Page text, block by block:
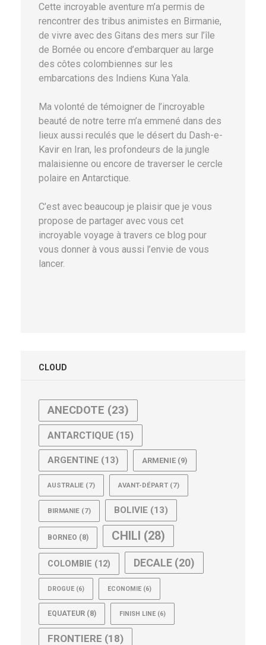
Cette incroyable aventure m’a permis de
rencontrer des tribus animistes en Birmanie,
de vivre avec des Gitans des mers sur l’île
de Bornée ou encore d’embarquer au large
des côtes colombiennes sur les
embarcations des Indiens Kuna Yala.
Ma volonté de témoigner de l’incroyable
beauté de notre terre m’a emmené dans des
lieux aussi reculés que le désert du Dash-e-
Kavir en Iran, les profondeurs de la jungle
malaisienne ou encore de traverser le cercle
polaire en Antarctique.
C’est avec beaucoup je plaisir que je vous
propose de partager avec vous cet
incroyable voyage à travers ce blog pour
vous donner à vous aussi l’envie de vous
lancer.
CLOUD
ANECDOTE (23)
ANTARCTIQUE (15)
ARGENTINE (13) ARMENIE (9)
AUSTRALIE (7) AVANT-DÉPART (7)
BIRMANIE (7) BOLIVIE (13)
BORNEO (8) CHILI (28)
COLOMBIE (12) DECALE (20)
DROGUE (6) ECONOMIE (6)
EQUATEUR (8) FINISH LINE (6)
FRONTIERE (18)